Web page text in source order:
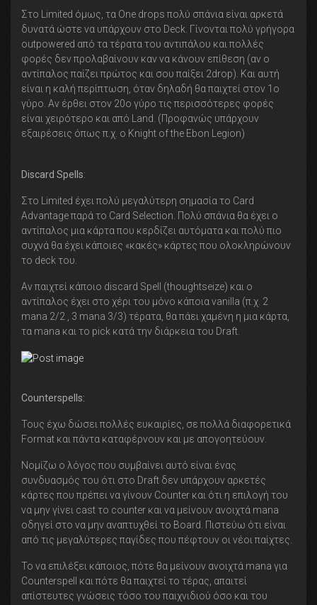
Στο Limited όμως, τα One drops πολύ σπάνια είναι αρκετά
δυνατά ώστε να υπάρχουν στο Deck. Γίνονται πολύ γρήγορα
outpowered από τα τέρατα του αντιπάλου και πολλές
φορές δεν προλαβαίνουν καν να κάνουν επίθεση (αν ο
αντίπαλος παίζει πρώτος και σου παίξει 2drop). Και αυτή
είναι η καλή περίπτωση, όταν δηλαδή θα παιχτεί στον 1ο
γύρο. Αν έρθει στον 20ο γύρο τις περισσότερες φορές
είναι χειρότερο και από Land. (Προφανώς υπάρχουν
εξαιρέσεις όπως π.χ. ο Knight of the Ebon Legion)
Discard Spells:
Στο Limited έχει πολύ μεγαλύτερη σημασία το Card
Advantage παρά το Card Selection. Πολύ σπάνια θα έχει ο
αντίπαλος μια κάρτα που κερδίζει αυτόματα και πολύ πιο
συχνά θα έχει κάποιες «κακές» κάρτες που ολοκληρώνουν
το deck του.
Αν παιχτεί κάποιο discard Spell (thoughtseize) και ο
αντίπαλος έχει στο χέρι του μόνο κάποια vanilla (π.χ. 2
mana 2/2 , 3 mana 3/3) τέρατα, θα πάει χαμένη η μια κάρτα,
τα mana και το pick κατά την διάρκεια του Draft.
Counterspells:
Τους έχω δώσει πολλές ευκαιρίες, σε πολλά διαφορετικά
Format και πάντα καταφέρνουν και με απογοητεύουν.
Νομίζω ο λόγος που συμβαίνει αυτό είναι ένας
συνδυασμός του ότι στο Draft δεν υπάρχουν αρκετές
κάρτες που πρέπει να γίνουν Counter και ότι η επιλογή του
να μην γίνει cast το counter και να μείνουν ανοιχτά mana
οδηγεί στο να μην αναπτυχθεί το Board. Πιστεύω ότι είναι
από τις μεγαλύτερες παγίδες που πέφτουν οι νέοι παίχτες.
Το να επιλέξει κάποιος, πότε θα μείνουν ανοιχτά mana για
Counterspell και πότε θα παιχτεί το τέρας, απαιτεί
απίστευτες γνώσεις τόσο του παιχνιδιού όσο και του